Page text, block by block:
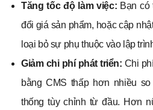
Tăng tốc độ làm việc: Bạn có
đổi giá sản phẩm, hoặc cập
loại bỏ sự phụ thuộc vào lập
Giảm chi phí phát triển: Chi
bằng CMS thấp hơn nhiều
thống tùy chỉnh từ đầu. Hơn